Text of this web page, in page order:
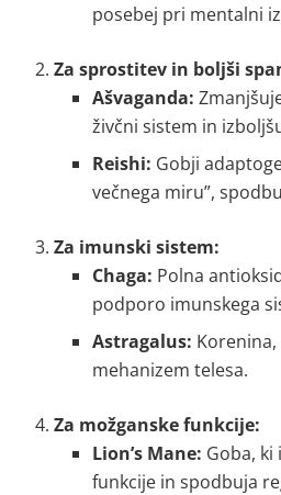
posebej pri mentalni
Za sprostitev in boljši
Ašvaganda:
živčni sistem in
Reishi: Gobji
večnega miru”,
Za imunski sistem:
Chaga: Polna
podporo imunskega
Astragalus:
mehanizem telesa.
Za možganske funkcije:
Lion’s Mane: Goba,
funkcije in spodbuja